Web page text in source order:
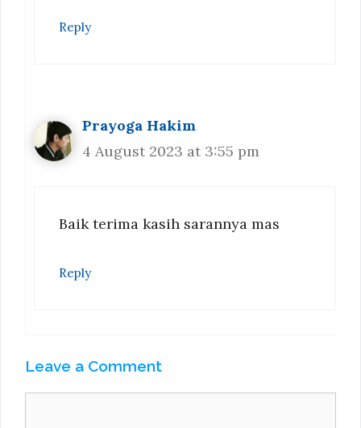
Reply
Prayoga Hakim
4 August 2023 at 3:55 pm
Baik terima kasih sarannya mas
Reply
Leave a Comment